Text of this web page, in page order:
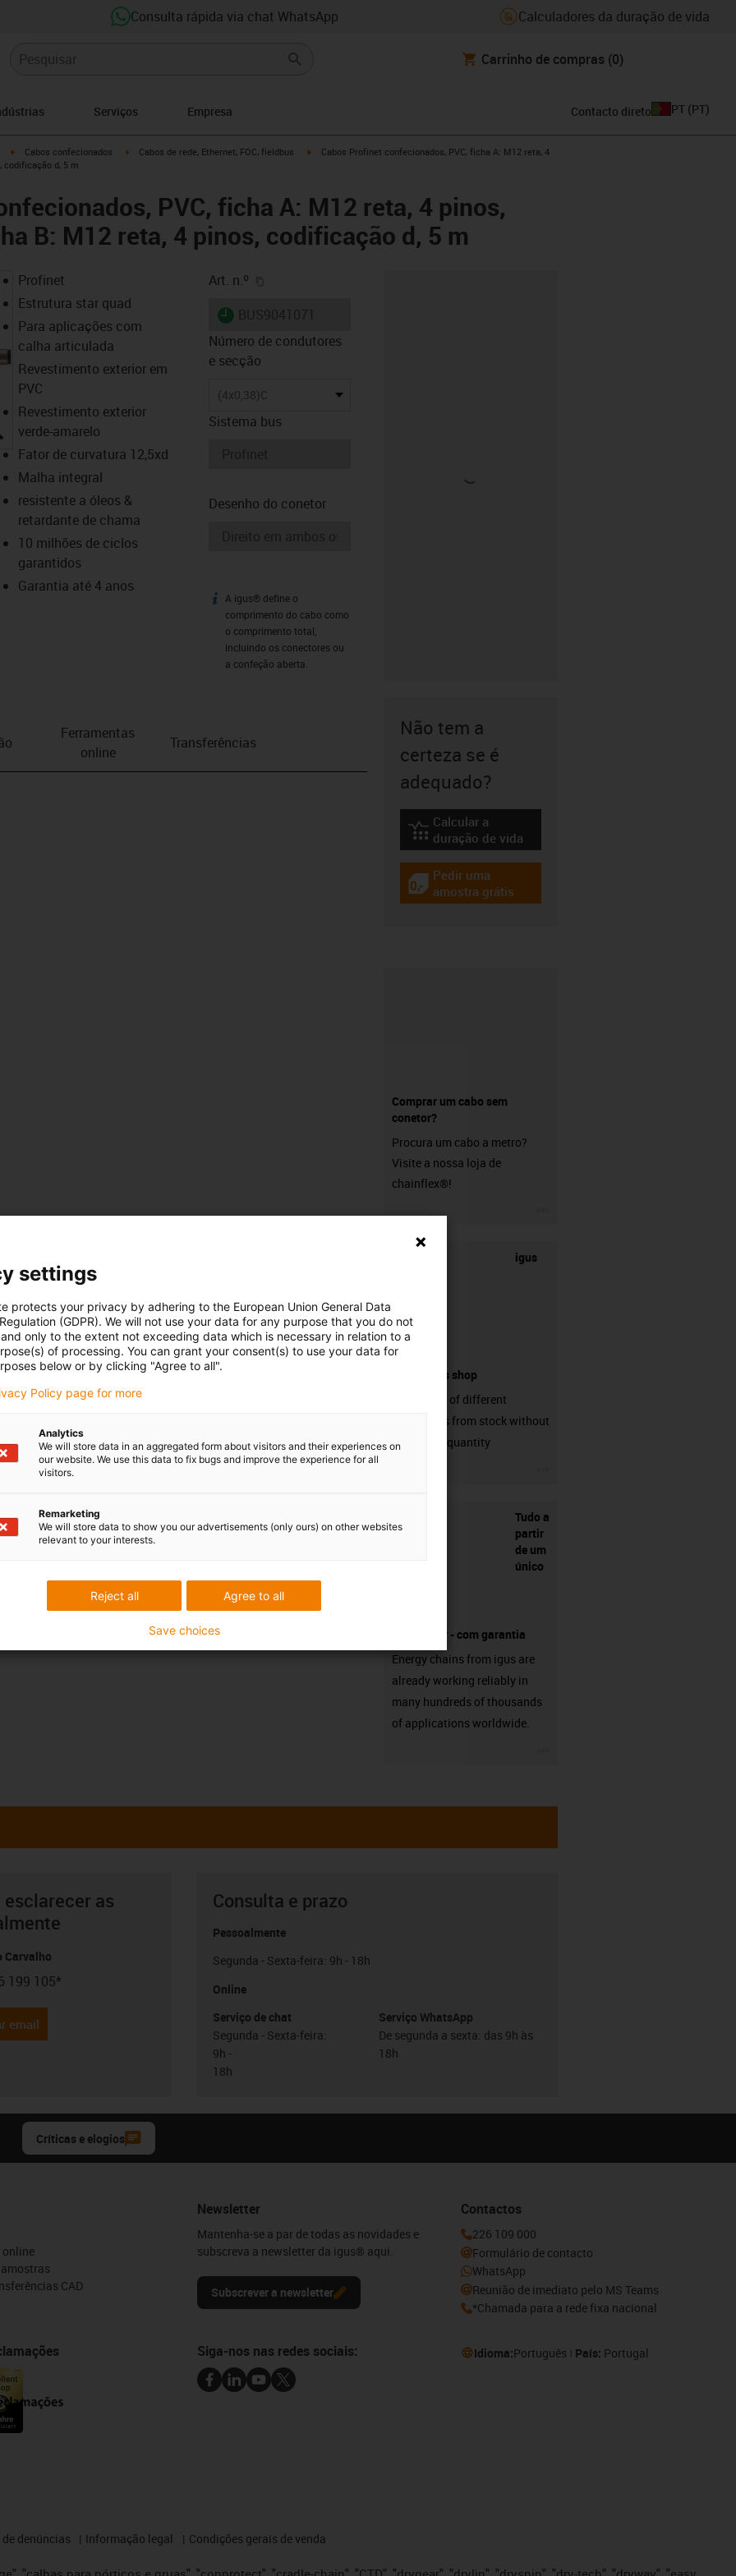
Consulta rápida via chat WhatsApp Calculadores da duração de vida
Carrinho de compras (0)
Serviços Empresa Contacto direto PT (PT)
igus-icon-arrow-right
Cabos confecionados igus-icon-arrow-right
Cabos de rede, Ethernet, FOC, fieldbus igus-icon-arrow-right
Cabos Profinet confecionados, PVC, ficha A: M12 reta, 4
codificação d, 5 m
PVC, ficha A: M12 reta, 4 pinos,
B: M12 reta, 4 pinos, codificação d, 5 m
igus-icon-lupe
Profinet
Estrutura star quad
Para aplicações com
calha articulada
Revestimento exterior em
PVC
Revestimento exterior
verde-amarelo
Fator de curvatura 12,5xd
Malha integral
resistente a óleos &
retardante de chama
10 milhões de ciclos
garantidos
Garantia até 4 anos
Art. n.º
igus-icon-lieferzeit
Número de condutores
e secção
(4x0,38)C
Sistema bus
Desenho do conetor
igus-icon-info
A igus® define o
comprimento do cabo como
o comprimento total,
incluindo os conectores ou
a confeção aberta.
Ferramentas
online
Transferências
Não tem a
certeza se é
adequado?
igus-icon-lebensdauerrechner
Calcular a
duração de vida
igus-icon-gratismuster
Pedir uma
amostra grátis
Comprar um cabo sem
conetor?
Procura um cabo a metro?
Visite a nossa loja de
chainflex®!
igus
connectors shop
big variaty of different
connectors from stock without
min. order quantity
Tudo a
partir
de um
único
fornecedor - com garantia
Energy chains from igus are
already working reliably in
many hundreds of thousands
of applications worldwide.
as
Carvalho
phone
199 105*
email
Consulta e prazo
Pessoalmente
Segunda - Sexta-feira: 9h - 18h
Online
Serviço de chat
Segunda - Sexta-feira:
9h -
18h
Serviço WhatsApp
De segunda a sexta: das 9h às
18h
Críticas e elogios
online
CAD
Newsletter
Mantenha-se a par de todas as novidades e
subscreva a newsletter da igus® aqui.
Subscrever a newsletter
Contactos
226 109 000
Formulário de contacto
WhatsApp
Reunião de imediato pelo MS Teams
*Chamada para a rede fixa nacional
Siga-nos nas redes sociais: Idioma:Português País: Portugal
denúncias Informação legal Condições gerais de venda
settings
protects your privacy by adhering to the European Union General Data
(GDPR). We will not use your data for any purpose that you do not
only to the extent not exceeding data which is necessary in relation to a
of processing. You can grant your consent(s) to use your data for
below or by clicking "Agree to all".
Policy page for more
Analytics
We will store data in an aggregated form about visitors and their experiences on
our website. We use this data to fix bugs and improve the experience for all
visitors.
Remarketing
We will store data to show you our advertisements (only ours) on other websites
relevant to your interests.
Agree to all
Reject all
Save choices